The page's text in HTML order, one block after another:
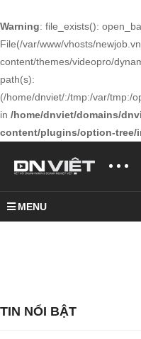
Warning: file_exists():
File(/var/www/vhosts/
content/themes/videopro/
path(s):
(/home/dnviet/:/tmp:/var/tmp:/
in /home/dnviet/domains/
content/plugins/option-
MENU
TIN NỔI BẬT